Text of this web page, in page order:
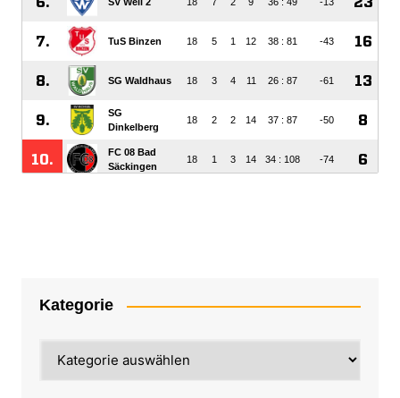
Kategorie